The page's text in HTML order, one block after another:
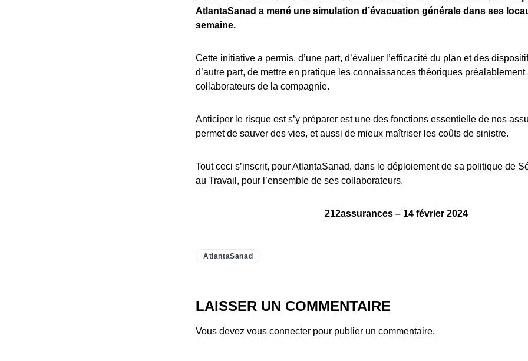
AtlantaSanad a mené une simulation d’évacuation générale dans ses
semaine.
Cette initiative a permis, d’une part, d’évaluer l’efficacité du plan et des
d’autre part, de mettre en pratique les connaissances théoriques
collaborateurs de la compagnie.
Anticiper le risque est s’y préparer est une des fonctions essentielle de nos
permet de sauver des vies, et aussi de mieux maîtriser les coûts de sinistre.
Tout ceci s’inscrit, pour AtlantaSanad, dans le déploiement de sa politique de
au Travail, pour l’ensemble de ses collaborateurs.
212assurances – 14 février 2024
AtlantaSanad
LAISSER UN COMMENTAIRE
Vous devez vous connecter pour publier un commentaire.